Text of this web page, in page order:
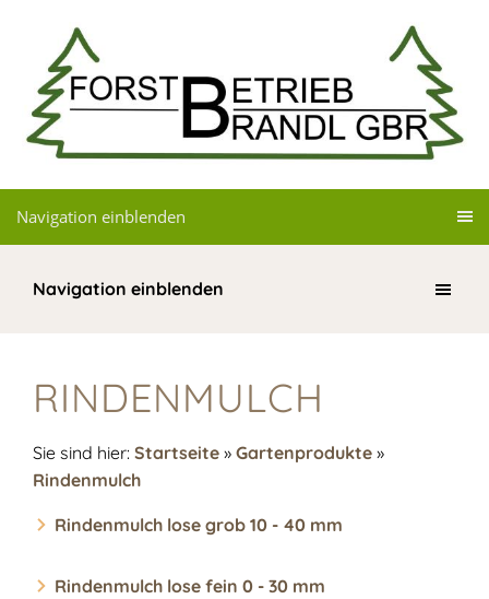
Navigation einblenden
Navigation einblenden
RINDENMULCH
Sie sind hier: Startseite » Gartenprodukte »
Rindenmulch
Rindenmulch lose grob 10 - 40 mm
Rindenmulch lose fein 0 - 30 mm